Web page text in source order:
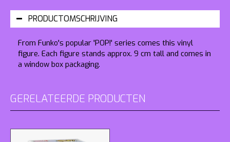
PRODUCTOMSCHRIJVING
From Funko's popular 'POP!' series comes this vinyl
figure. Each figure stands approx. 9 cm tall and comes in
a window box packaging.
GERELATEERDE PRODUCTEN